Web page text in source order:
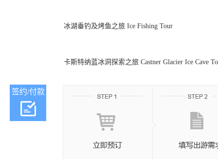
冰湖垂钓及烤鱼之旅 Ice Fishing Tour
卡斯特纳蓝冰洞探索之旅 Castner Glacier Ice Cave
签约/付款